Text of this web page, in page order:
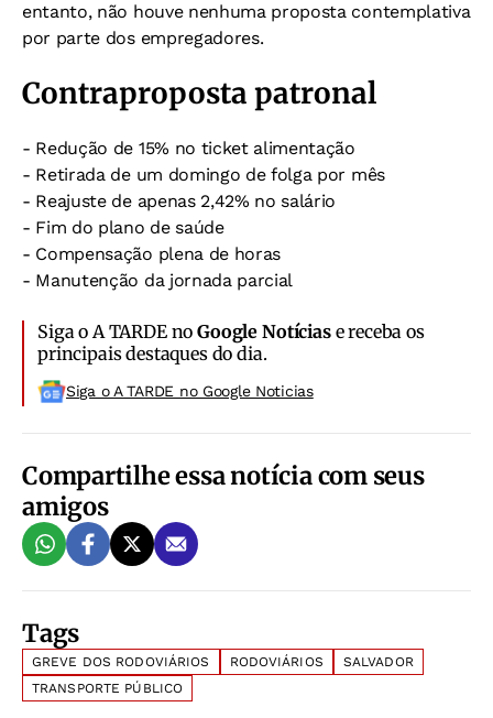
entanto, não houve nenhuma proposta contemplativa
por parte dos empregadores.
Contraproposta patronal
- Redução de 15% no ticket alimentação
- Retirada de um domingo de folga por mês
- Reajuste de apenas 2,42% no salário
- Fim do plano de saúde
- Compensação plena de horas
- Manutenção da jornada parcial
Siga o A TARDE noGoogle Notíciase receba os
principais destaques do dia.
Siga o A TARDE no Google Noticias
Compartilhe essa notícia com seus
amigos
Tags
GREVE DOS RODOVIÁRIOS RODOVIÁRIOS
SALVADOR
TRANSPORTE PÚBLICO